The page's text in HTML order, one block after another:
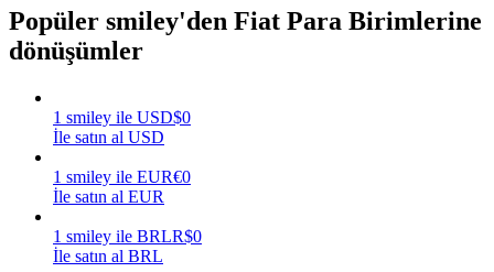
Nasıl kârlı kalabileceğinizi öğrenin
Kazan
Popüler smiley'den Fiat Para Birimlerine
dönüşümler
1 smiley ile USD$0
İle satın al USD
1 smiley ile EUR€0
İle satın al EUR
1 smiley ile BRLR$0
İle satın al BRL